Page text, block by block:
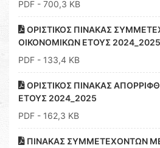
PDF - 700,3 KB
ΟΡΙΣΤΙΚΟΣ ΠΙΝΑΚΑΣ
ΟΙΚΟΝΟΜΙΚΩΝ ΕΤΟΥΣ 2024_2025
PDF - 133,4 KB
ΟΡΙΣΤΙΚΟΣ ΠΙΝΑΚΑΣ
ΕΤΟΥΣ 2024_2025
PDF - 162,3 KB
ΠΙΝΑΚΑΣ ΣΥΜΜΕΤΕΧΟΝΤΩΝ